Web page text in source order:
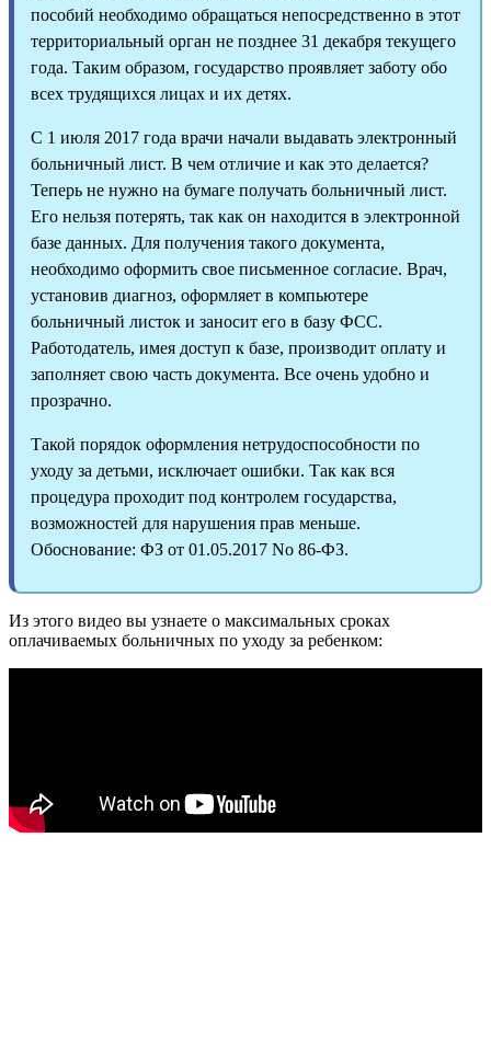
пособий необходимо обращаться непосредственно в этот
территориальный орган не позднее 31 декабря текущего
года. Таким образом, государство проявляет заботу обо
всех трудящихся лицах и их детях.
С 1 июля 2017 года врачи начали выдавать электронный
больничный лист. В чем отличие и как это делается?
Теперь не нужно на бумаге получать больничный лист.
Его нельзя потерять, так как он находится в электронной
базе данных. Для получения такого документа,
необходимо оформить свое письменное согласие. Врач,
установив диагноз, оформляет в компьютере
больничный листок и заносит его в базу ФСС.
Работодатель, имея доступ к базе, производит оплату и
заполняет свою часть документа. Все очень удобно и
прозрачно.
Такой порядок оформления нетрудоспособности по
уходу за детьми, исключает ошибки. Так как вся
процедура проходит под контролем государства,
возможностей для нарушения прав меньше.
Обоснование: ФЗ от 01.05.2017 No 86-ФЗ.
Из этого видео вы узнаете о максимальных сроках
оплачиваемых больничных по уходу за ребенком: